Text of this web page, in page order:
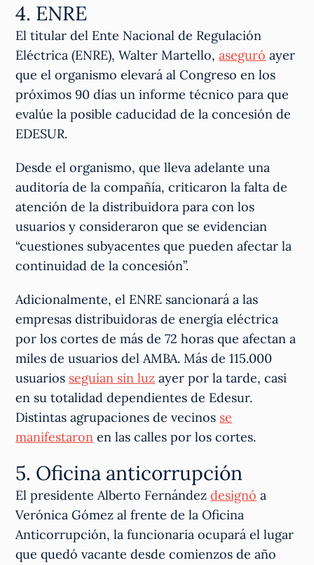
4. ENRE
El titular del Ente Nacional de Regulación
Eléctrica (ENRE), Walter Martello,aseguró ayer
que el organismo elevará al Congreso en los
próximos 90 días un informe técnico para que
evalúe la posible caducidad de la concesión de
EDESUR.
Desde el organismo, que lleva adelante una
auditoría de la compañía, criticaron la falta de
atención de la distribuidora para con los
usuarios y consideraron que se evidencian
“cuestiones subyacentes que pueden afectar la
continuidad de la concesión”.
Adicionalmente, el ENRE sancionará a las
empresas distribuidoras de energía eléctrica
por los cortes de más de 72 horas que afectan a
miles de usuarios del AMBA. Más de 115.000
usuarios seguían sin luz ayer por la tarde, casi
en su totalidad dependientes de Edesur.
Distintas agrupaciones de vecinos se
manifestaron en las calles por los cortes.
5. Oficina anticorrupción
El presidente Alberto Fernándezdesignó a
Verónica Gómez al frente de la Oficina
Anticorrupción, la funcionaria ocupará el lugar
que quedó vacante desde comienzos de año